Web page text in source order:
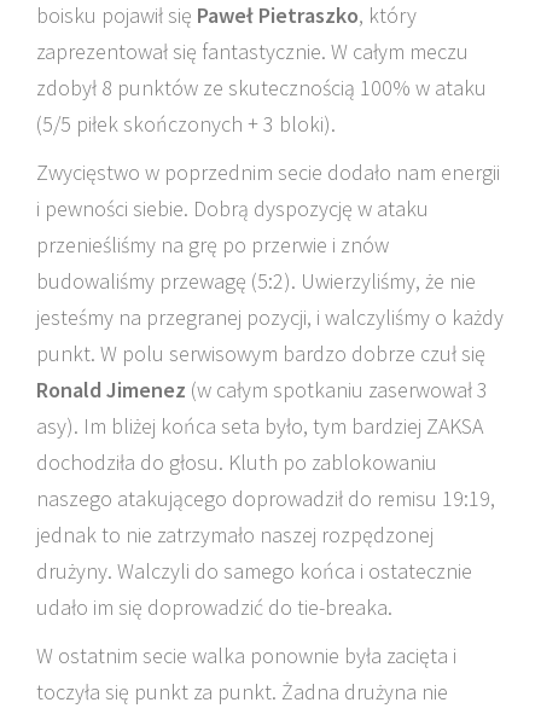
boisku pojawił się Paweł Pietraszko, który
zaprezentował się fantastycznie. W całym meczu
zdobył 8 punktów ze skutecznością 100% w ataku
(5/5 piłek skończonych + 3 bloki).
Zwycięstwo w poprzednim secie dodało nam energii
i pewności siebie. Dobrą dyspozycję w ataku
przenieśliśmy na grę po przerwie i znów
budowaliśmy przewagę (5:2). Uwierzyliśmy, że nie
jesteśmy na przegranej pozycji, i walczyliśmy o każdy
punkt. W polu serwisowym bardzo dobrze czuł się
Ronald Jimenez (w całym spotkaniu zaserwował 3
asy). Im bliżej końca seta było, tym bardziej ZAKSA
dochodziła do głosu. Kluth po zablokowaniu
naszego atakującego doprowadził do remisu 19:19,
jednak to nie zatrzymało naszej rozpędzonej
drużyny. Walczyli do samego końca i ostatecznie
udało im się doprowadzić do tie-breaka.
W ostatnim secie walka ponownie była zacięta i
toczyła się punkt za punkt. Żadna drużyna nie